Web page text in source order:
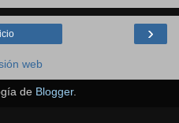
›
web
de Blogger.